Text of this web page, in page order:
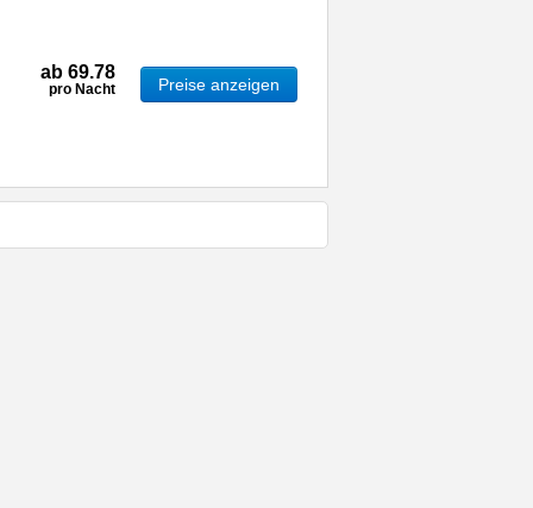
ab 69.78
pro Nacht Preise anzeigen